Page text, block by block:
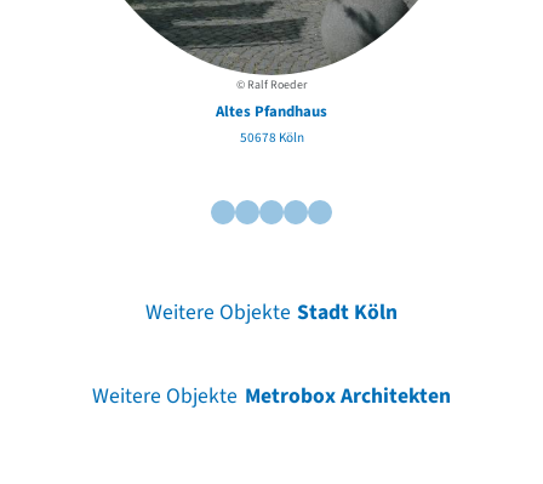
© Ralf Roeder
Altes Pfandhaus
50678 Köln
Weitere Objekte Stadt Köln
Weitere Objekte Metrobox Architekten